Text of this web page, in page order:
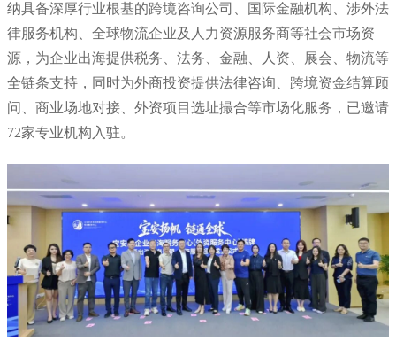
纳具备深厚行业根基的跨境咨询公司、国际金融机构、涉外法
律服务机构、全球物流企业及人力资源服务商等社会市场资
源，为企业出海提供税务、法务、金融、人资、展会、物流等
全链条支持，同时为外商投资提供法律咨询、跨境资金结算顾
问、商业场地对接、外资项目选址撮合等市场化服务，已邀请
72家专业机构入驻。